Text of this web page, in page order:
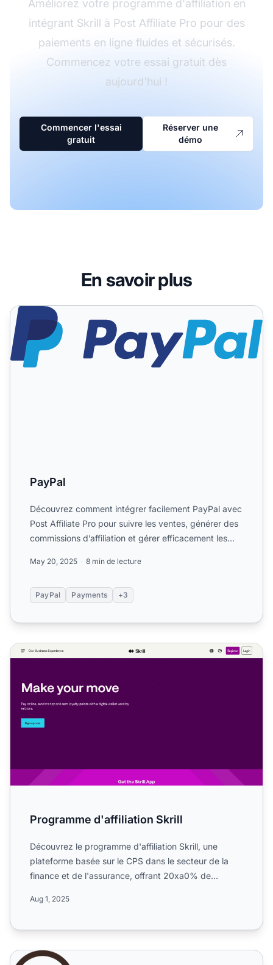
Améliorez votre programme d'affiliation en
intégrant Skrill à Post Affiliate Pro pour des
paiements en ligne fluides et sécurisés.
Commencez votre essai gratuit dès
aujourd'hui !
Commencer l'essai
gratuit
Réserver une
démo
En savoir plus
PayPal
PayPal
Découvrez comment intégrer facilement PayPal avec
Post Affiliate Pro pour suivre les ventes, générer des
commissions d’affiliation et gérer efficacement les
May 20, 2025 8 min de lecture
PayPal Payments +3
Programme d'affiliation Skrill
Programme d'affiliation Skrill
Découvrez le programme d'affiliation Skrill, une
plateforme basée sur le CPS dans le secteur de la
finance et de l'assurance, offrant 20xa0% de
Aug 1, 2025
Plugin ecommerce WordPress